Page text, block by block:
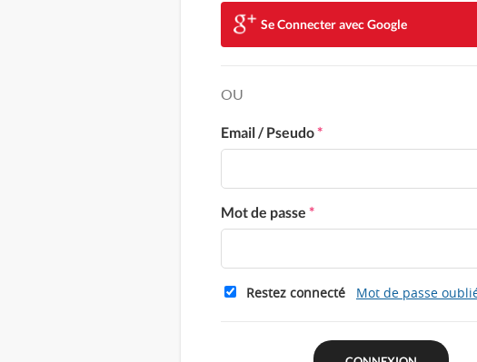
Se Connecter avec Google
OU
Email / Pseudo*
Mot de passe *
Restez connecté Mot de passe